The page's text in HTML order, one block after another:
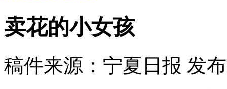
卖花的小女孩
稿件来源：宁夏日报 发